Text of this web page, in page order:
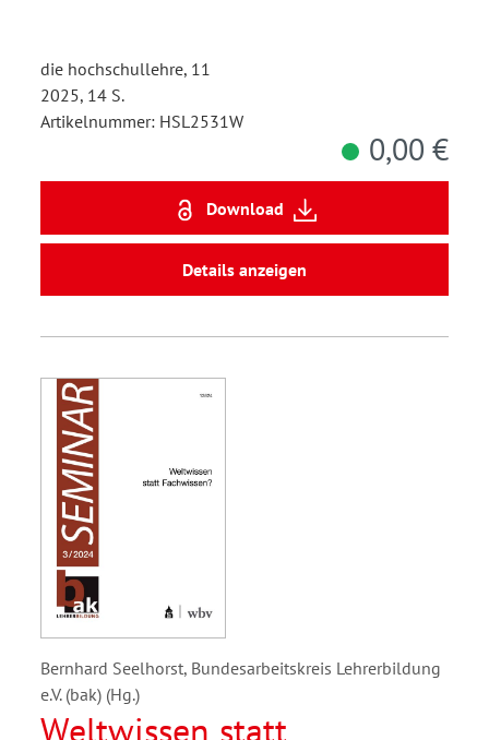
die hochschullehre, 11
2025, 14 S.
Artikelnummer: HSL2531W
0,00 €
Download
Details anzeigen
Bernhard Seelhorst, Bundesarbeitskreis Lehrerbildung
e.V. (bak) (Hg.)
Weltwissen statt